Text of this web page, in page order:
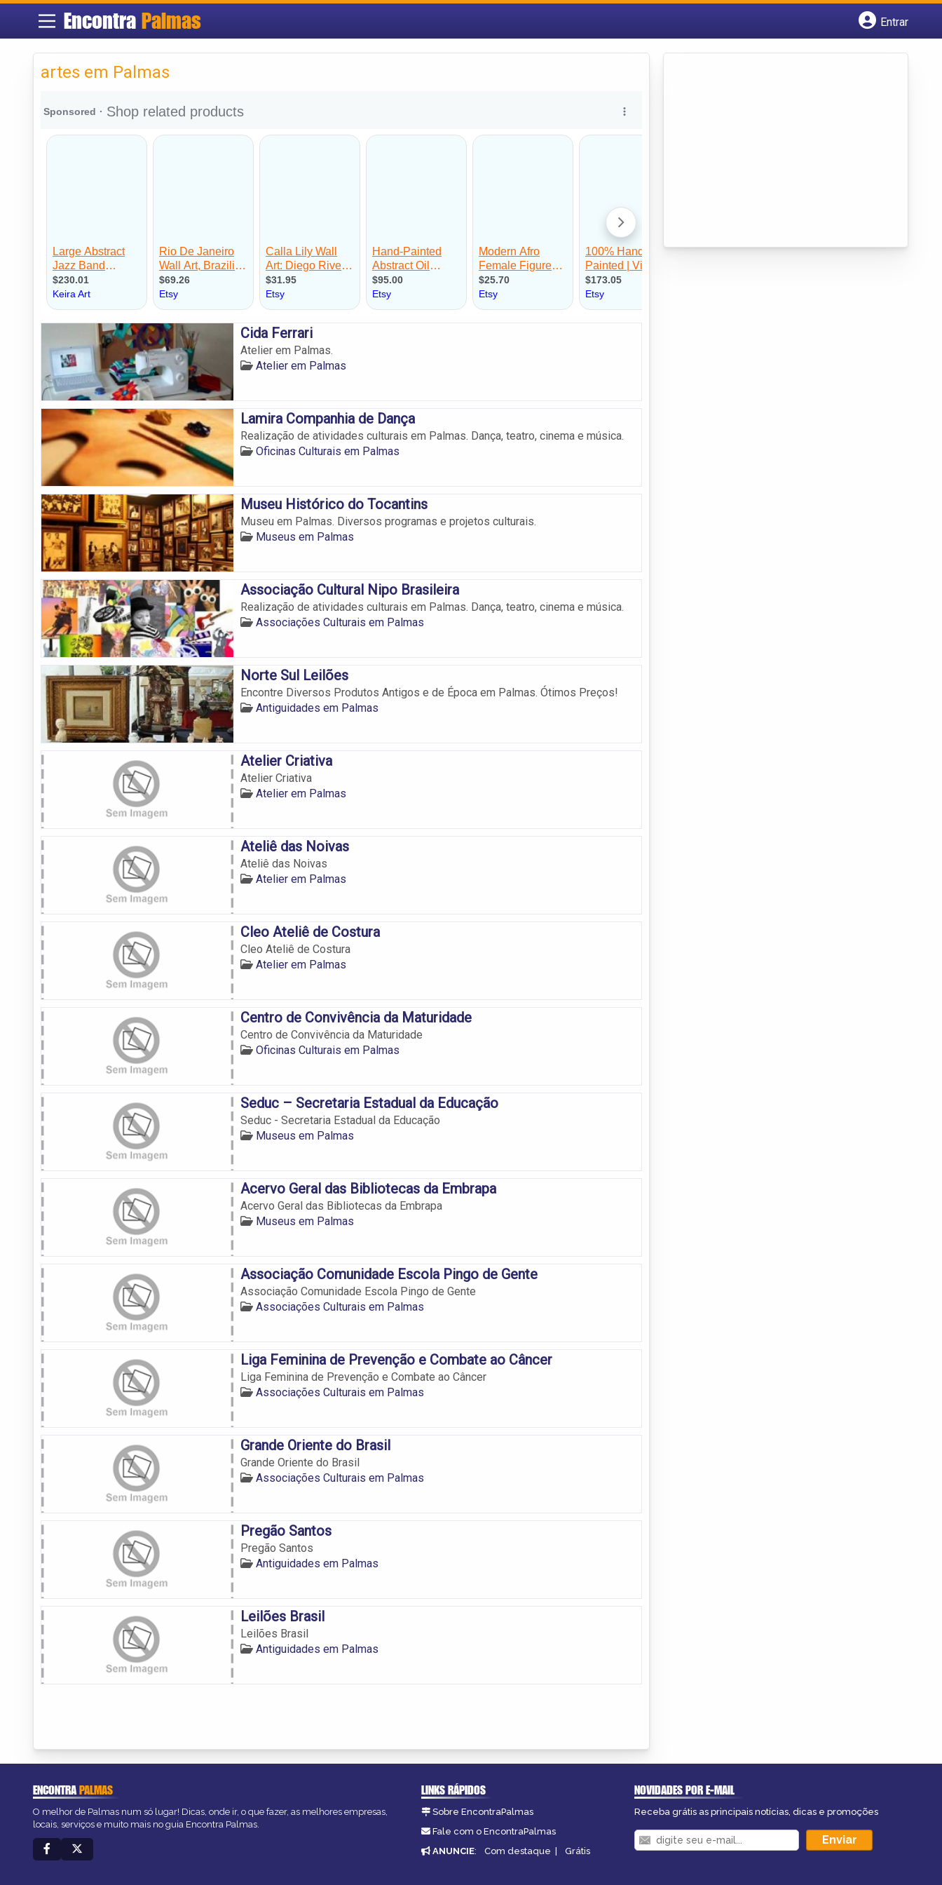
Encontra Palmas
Entrar
artes em Palmas
Cida Ferrari
Atelier em Palmas.
Atelier em Palmas
Lamira Companhia de Dança
Realização de atividades culturais em Palmas. Dança, teatro, cinema e música.
Oficinas Culturais em Palmas
Museu Histórico do Tocantins
Museu em Palmas. Diversos programas e projetos culturais.
Museus em Palmas
Associação Cultural Nipo Brasileira
Realização de atividades culturais em Palmas. Dança, teatro, cinema e música.
Associações Culturais em Palmas
Norte Sul Leilões
Encontre Diversos Produtos Antigos e de Época em Palmas. Ótimos Preços!
Antiguidades em Palmas
Atelier Criativa
Atelier Criativa
Atelier em Palmas
Ateliê das Noivas
Ateliê das Noivas
Atelier em Palmas
Cleo Ateliê de Costura
Cleo Ateliê de Costura
Atelier em Palmas
Centro de Convivência da Maturidade
Centro de Convivência da Maturidade
Oficinas Culturais em Palmas
Seduc – Secretaria Estadual da Educação
Seduc - Secretaria Estadual da Educação
Museus em Palmas
Acervo Geral das Bibliotecas da Embrapa
Acervo Geral das Bibliotecas da Embrapa
Museus em Palmas
Associação Comunidade Escola Pingo de Gente
Associação Comunidade Escola Pingo de Gente
Associações Culturais em Palmas
Liga Feminina de Prevenção e Combate ao Câncer
Liga Feminina de Prevenção e Combate ao Câncer
Associações Culturais em Palmas
Grande Oriente do Brasil
Grande Oriente do Brasil
Associações Culturais em Palmas
Pregão Santos
Pregão Santos
Antiguidades em Palmas
Leilões Brasil
Leilões Brasil
Antiguidades em Palmas
ENCONTRAPALMAS
O melhor de Palmas num só lugar! Dicas, onde ir, o que fazer, as melhores empresas,
locais, serviços e muito mais no guia Encontra Palmas.
LINKS RÁPIDOS
Sobre EncontraPalmas
Fale com o EncontraPalmas
ANUNCIE: Com destaque | Grátis
NOVIDADES POR E-MAIL
Receba grátis as principais notícias, dicas e promoções